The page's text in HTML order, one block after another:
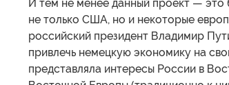
И тем не менее данный проект — это
не только США, но и некоторые
российский президент Владимир
привлечь немецкую экономику на
представляла интересы России в